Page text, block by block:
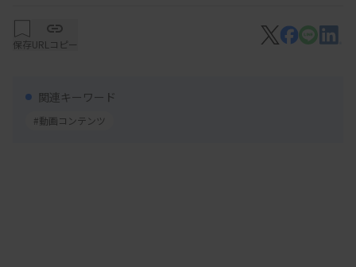
保存URLコピー
関連キーワード
#動画コンテンツ